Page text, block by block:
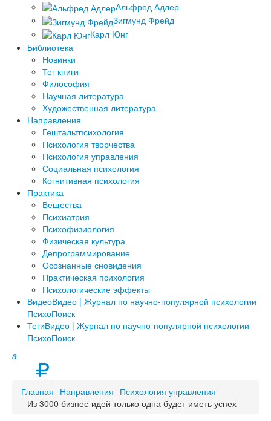
Альфред Адлер
Зигмунд Фрейд
Карл Юнг
Библиотека
Новинки
Тег книги
Философия
Научная литература
Художественная литература
Направления
Гештальтпсихология
Психология творчества
Психология управления
Социальная психология
Когнитивная психология
Практика
Вещества
Психиатрия
Психофизиология
Физическая культура
Депрограммирование
Осознанные сновидения
Практическая психология
Психологические эффекты
ВидеоВидео | Журнал по научно-популярной психологии
ПсихоПоиск
ТегиВидео | Журнал по научно-популярной психологии
ПсихоПоиск
a
Главная Направления Психология управления
Из 3000 бизнес-идей только одна будет иметь успех